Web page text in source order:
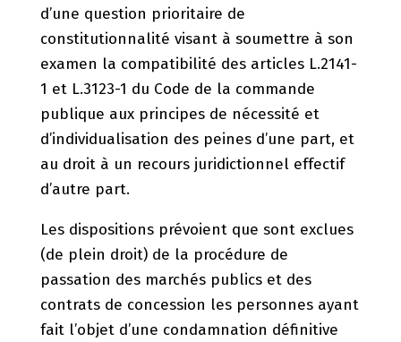
d’une question prioritaire de
constitutionnalité visant à soumettre à son
examen la compatibilité des articles L.2141-
1 et L.3123-1 du Code de la commande
publique aux principes de nécessité et
d’individualisation des peines d’une part, et
au droit à un recours juridictionnel effectif
d’autre part.
Les dispositions prévoient que sont exclues
(de plein droit) de la procédure de
passation des marchés publics et des
contrats de concession les personnes ayant
fait l’objet d’une condamnation définitive